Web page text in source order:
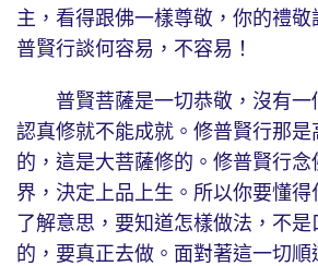
主，看得跟佛一樣尊敬，你的禮敬
普賢行談何容易，不容易！
普賢菩薩是一切恭敬，沒有一
認真修就不能成就。修普賢行那是
的，這是大菩薩修的。修普賢行
界，決定上品上生。所以你要懂
了解意思，要知道怎樣做法，不
的，要真正去做。面對著這一切